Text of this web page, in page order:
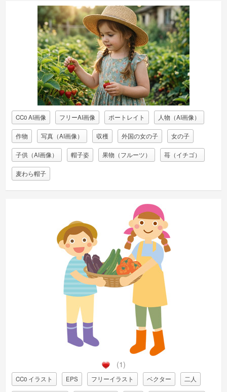
CC0 AI画像 フリーAI画像 ポートレイト 人物（AI画像）
作物 写真（AI画像） 収穫 外国の女の子 女の子
子供（AI画像） 帽子姿 果物（フルーツ） 苺（イチゴ）
麦わら帽子
(1)
CC0 イラスト EPS フリーイラスト ベクター 二人